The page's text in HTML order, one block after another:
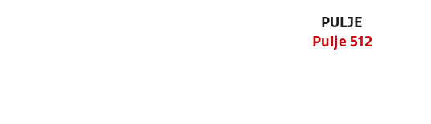
PULJE
Pulje 512